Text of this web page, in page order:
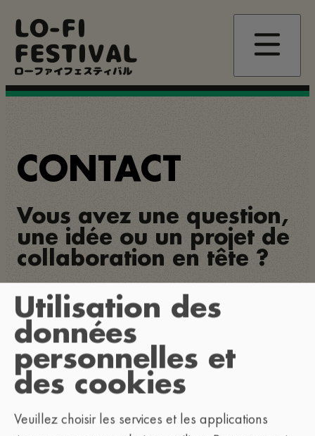
au
contenu
principal
LO-FI
FESTIVAL
ローファイフェスティバル
CONTACT
Vous avez une question,
une idée ou un projet de
collaboration en tête ?
Contactez-nous à l'adresseinfo@lofi-
festival.com .
Pour nous aider à vous répondre plus
rapidement, précisez l'objet de votre demande :
Festivalier: billets, programme,
Utilisation des
données
personnelles et
des cookies
Veuillez choisir les services et les applications